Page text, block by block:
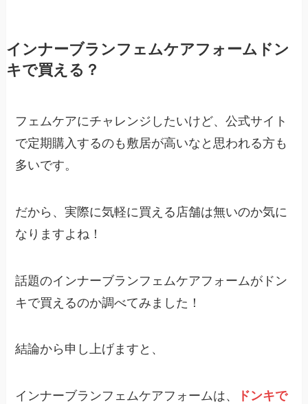
インナーブランフェムケアフォームドン
キで買える？
フェムケアにチャレンジしたいけど、公式サイト
で定期購入するのも敷居が高いなと思われる方も
多いです。
だから、実際に気軽に買える店舗は無いのか気に
なりますよね！
話題のインナーブランフェムケアフォームがドン
キで買えるのか調べてみました！
結論から申し上げますと、
インナーブランフェムケアフォームは、
ドンキで